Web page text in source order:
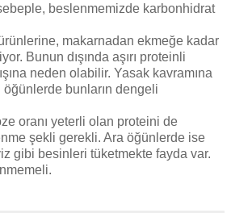
beslenmemizde karbonhidrat
makarnadan ekmeğe kadar
Bunun dışında aşırı proteinli
neden olabilir. Yasak kavramına
öğünlerde bunların dengeli
oranı yeterli olan proteini de
şekli gerekli. Ara öğünlerde ise
gibi besinleri tüketmekte fayda var.